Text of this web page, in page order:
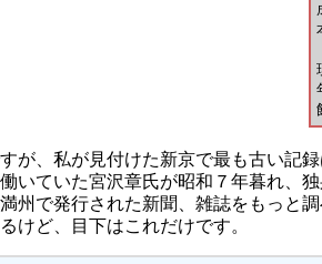
が、私が見付けた新京で最も古い記
いていた宮沢章氏が昭和７年暮れ、
州で発行された新聞、雑誌をもっと
けど、目下はこれだけです。